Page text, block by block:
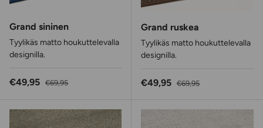
Grand sininen
Tyylikäs matto houkuttelevalla
designilla.
Alennushinta
€49,95 Normaalihinta
€69,95
Grand ruskea
Tyylikäs matto houkuttelevalla
designilla.
Alennushinta
€49,95 Normaalihinta
€69,95